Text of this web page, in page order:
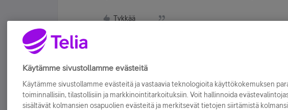
Tykkää
Käytämme sivustollamme evästeitä
Käytämme sivustollamme evästeitä ja vastaavia teknologioita käyttökokemuksen
toiminnallisiin, tilastollisiin ja markkinointitarkoituksiin. Voit hallinnoida
sisältävät kolmansien osapuolien evästeitä ja merkitsevät tietojen siirtämistä